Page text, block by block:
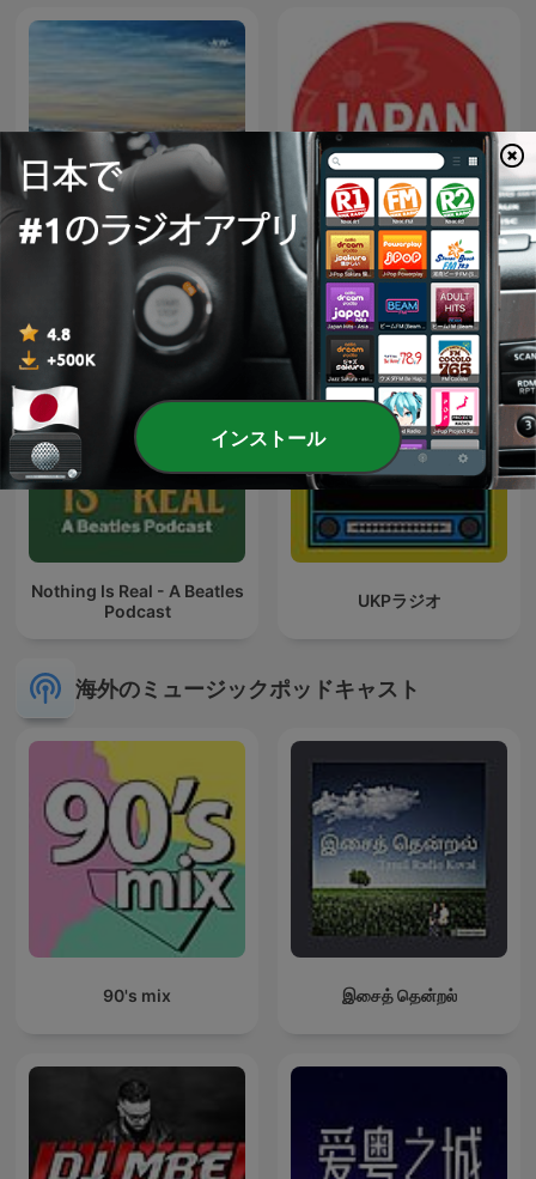
Relaxing Music
Japan Top 10 (日本のトッ
プ10) JPOP HITS!
Nothing Is Real - A Beatles
Podcast
UKPラジオ
海外のミュージックポッドキャスト
90's mix இசைத் தென்றல்
インストール